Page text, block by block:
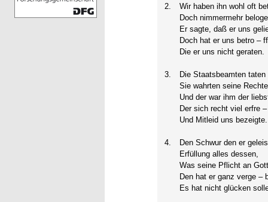
2.
Wir haben ihn wohl oft
Doch nimmermehr
Er sagte, daß er uns
Doch hat er uns betro –
Die er uns nicht geraten.
3.
Die Staatsbeamten
Sie wahrten seine
Und der war ihm der
Der sich recht viel erfre
Und Mitleid uns bezeigte.
4.
Den Schwur den er
Erfüllung alles dessen,
Was seine Pflicht an
Den hat er ganz verge –
Es hat nicht glücken